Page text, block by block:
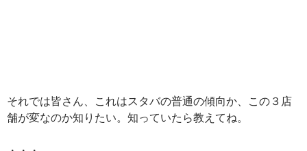
それでは皆さん、これはスタバの普通の傾向か、この３店
舗が変なのか知りたい。知っていたら教えてね。